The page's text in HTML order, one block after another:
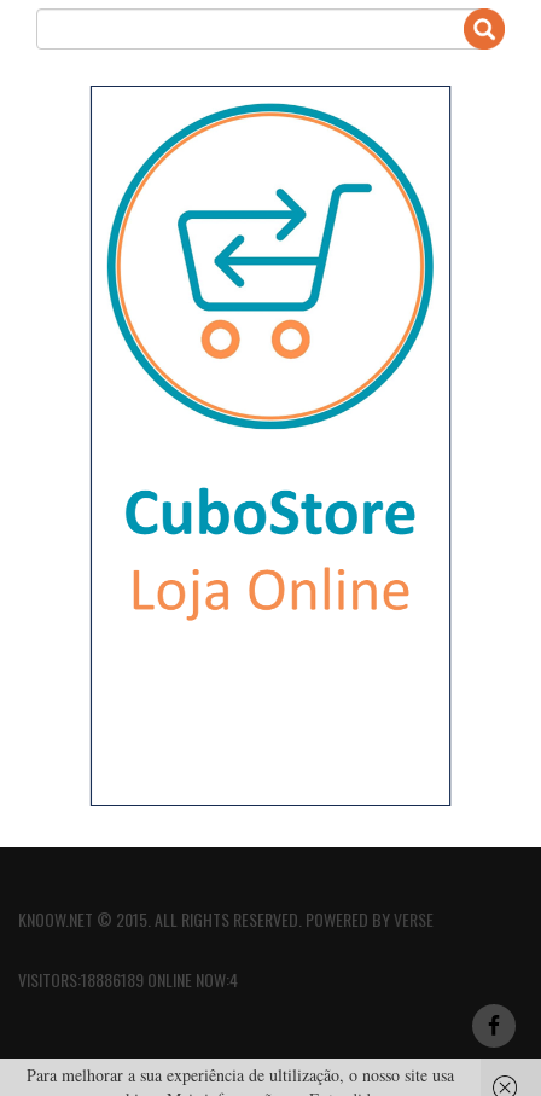
KNOOW.NET © 2015. ALL RIGHTS RESERVED. POWERED BYVERSE
VISITORS:18886189 ONLINE NOW:4
Para melhorar a sua experiência de ultilização, o nosso site usa